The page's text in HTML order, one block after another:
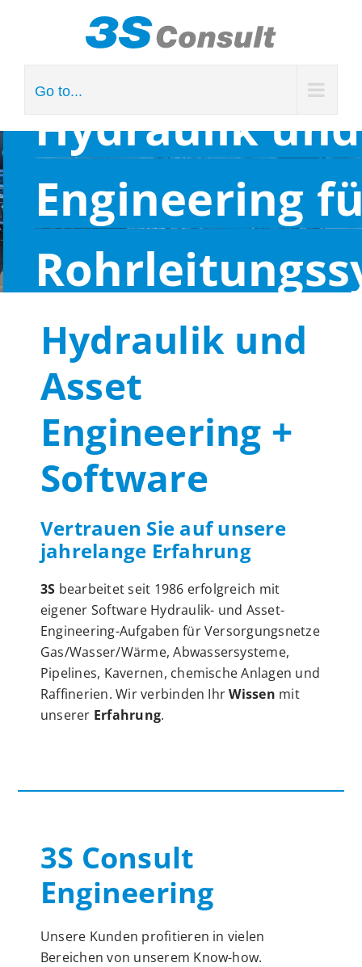
Go to...
Hydraulik
Engineering
Hydraulik und
Asset
Engineering +
Software
Vertrauen Sie auf unsere
jahrelange Erfahrung
3S bearbeitet seit 1986 erfolgreich mit
eigener Software Hydraulik- und Asset-
Engineering-Aufgaben für Versorgungsnetze
Gas/Wasser/Wärme, Abwassersysteme,
Pipelines, Kavernen, chemische Anlagen und
Raffinerien. Wir verbinden IhrWissen mit
unserer Erfahrung.
3S Consult
Engineering
Unsere Kunden profitieren in vielen
Bereichen von unserem Know-how.